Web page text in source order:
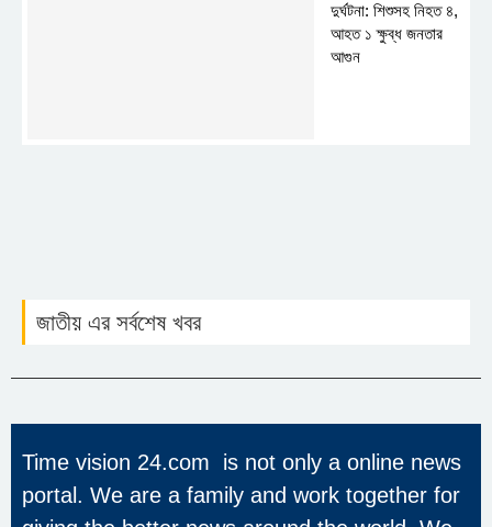
দুর্ঘটনা: শিশুসহ নিহত ৪,
আহত ১ ক্ষুব্ধ জনতার
আগুন
জাতীয় এর সর্বশেষ খবর
Time vision 24.com is not only a online news
portal. We are a family and work together for